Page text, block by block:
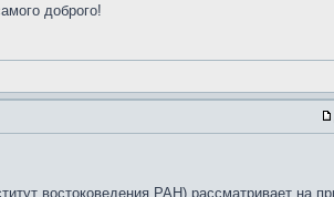
доброго!
востоковедения РАН) рассматривает на